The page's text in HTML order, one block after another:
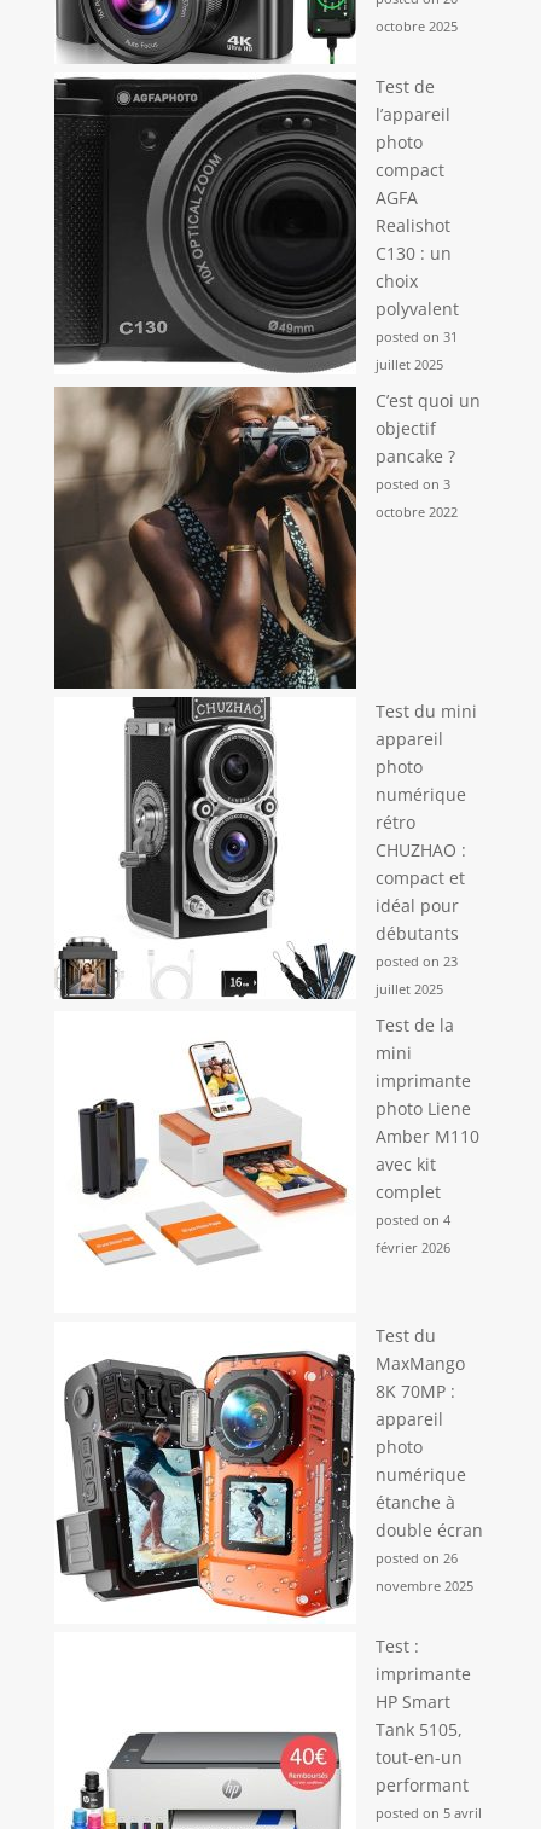
octobre 2025
Test de
l’appareil
photo
compact
AGFA
Realishot
C130 : un
choix
polyvalent
posted on 31
juillet 2025
C’est quoi un
objectif
pancake ?
posted on 3
octobre 2022
Test du mini
appareil
photo
numérique
rétro
CHUZHAO :
compact et
idéal pour
débutants
posted on 23
juillet 2025
Test de la
mini
imprimante
photo Liene
Amber M110
avec kit
complet
posted on 4
février 2026
Test du
MaxMango
8K 70MP :
appareil
photo
numérique
étanche à
double écran
posted on 26
novembre 2025
Test :
imprimante
HP Smart
Tank 5105,
tout-en-un
performant
posted on 5 avril